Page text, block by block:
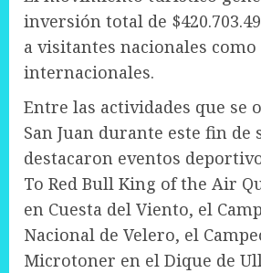
inversión total de
a visitantes nacionales como
internacionales.
Entre las actividades que se
San Juan durante este fin de
destacaron eventos
To Red Bull King of the Air
en Cuesta del Viento, el
Nacional de Velero, el
Microtoner en el Dique de